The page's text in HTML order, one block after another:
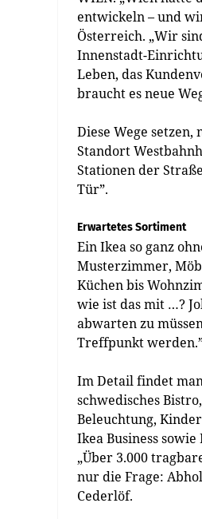
entwickeln – und
Österreich. „Wir
Innenstadt-
Leben, das
braucht es neue
Diese Wege
Standort
Stationen der
Tür”.
Erwartetes Sortiment
Ein Ikea so ganz
Musterzimmer,
Küchen bis
wie ist das mit …?
abwarten zu
Treffpunkt
Im Detail findet
schwedisches
Beleuchtung,
Ikea Business
„Über 3.000
nur die Frage:
Cederlöf.